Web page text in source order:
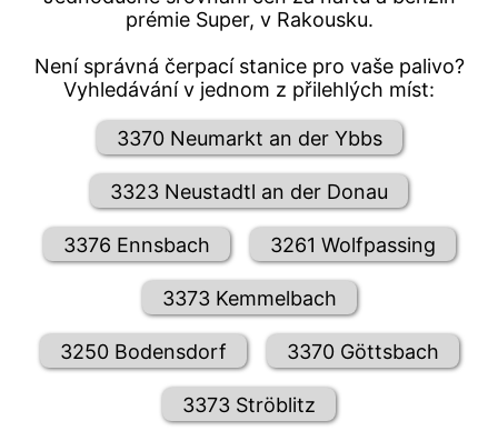
prémie Super, v Rakousku.
Není správná čerpací stanice pro vaše palivo?
Vyhledávání v jednom z přilehlých míst:
3370 Neumarkt an der Ybbs
3323 Neustadtl an der Donau
3376 Ennsbach 3261 Wolfpassing
3373 Kemmelbach
3250 Bodensdorf 3370 Göttsbach
3373 Ströblitz